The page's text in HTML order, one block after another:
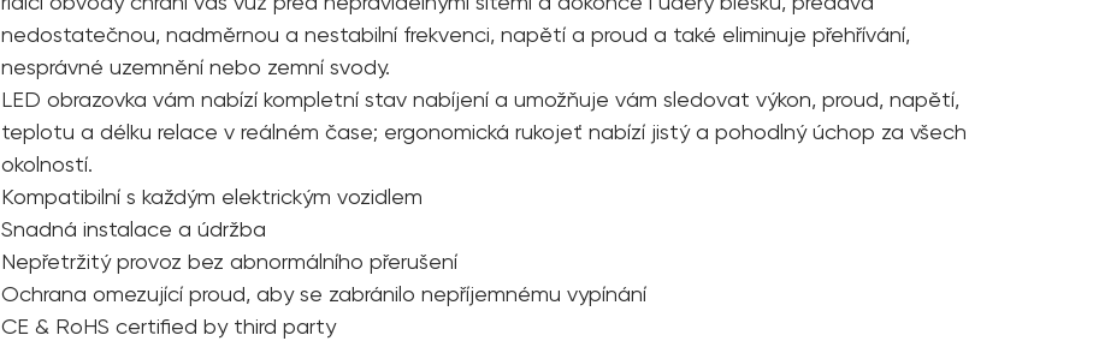
nedostatečnou, nadměrnou a nestabilní frekvenci, napětí a proud a také eliminuje přehřívání,
nesprávné uzemnění nebo zemní svody.
LED obrazovka vám nabízí kompletní stav nabíjení a umožňuje vám sledovat výkon, proud, napětí,
teplotu a délku relace v reálném čase; ergonomická rukojeť nabízí jistý a pohodlný úchop za všech
okolností.
Kompatibilní s každým elektrickým vozidlem
Snadná instalace a údržba
Nepřetržitý provoz bez abnormálního přerušení
Ochrana omezující proud, aby se zabránilo nepříjemnému vypínání
CE & RoHS certified by third party